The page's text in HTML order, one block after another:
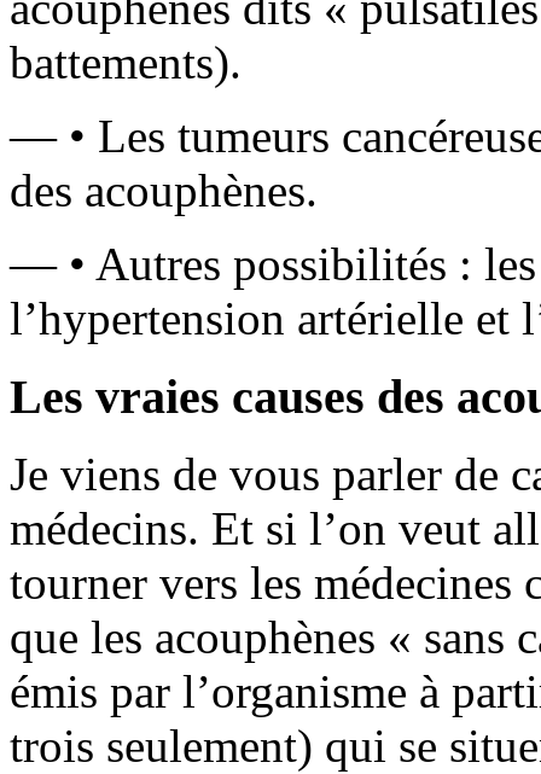
battements).
— • Les tumeurs
des acouphènes.
— • Autres possibilités :
l’hypertension artérielle et
Les vraies causes des
Je viens de vous parler de
médecins. Et si l’on veut
tourner vers les médecines
que les acouphènes « sans
émis par l’organisme à
trois seulement) qui se